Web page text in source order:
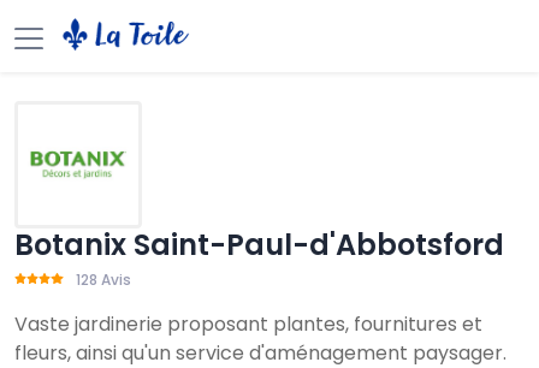
Botanix Saint-Paul-d'Abbotsford
128 Avis
Vaste jardinerie proposant plantes, fournitures et
fleurs, ainsi qu'un service d'aménagement paysager.